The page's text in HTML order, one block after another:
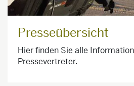
Presseübersicht
Hier finden Sie alle
Pressevertreter.